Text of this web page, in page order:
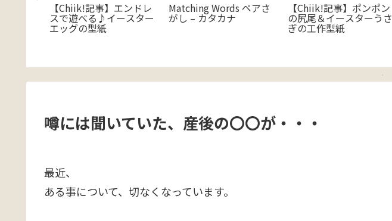
【Chiik!記事】エンドレ
スで遊べる♪イースター
エッグの型紙
Matching Words ペアさ
がし – カタカナ
【Chiik!記事】ポンポン
の尻尾＆イースターうさ
ぎの工作型紙
噂には聞いていた、産後の〇〇が・・・
最近、
ある事について、切なくなっています。